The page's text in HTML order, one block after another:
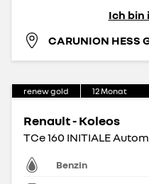
Ich bin
CARUNION HESS
renew gold 12Monat
Renault - Koleos
TCe 160 INITIALE
Benzin